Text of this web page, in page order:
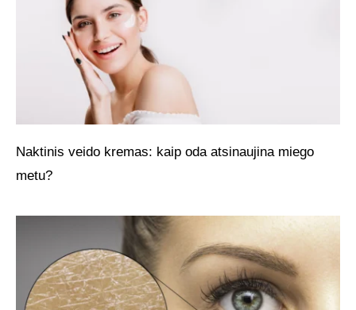
Naktinis veido kremas: kaip oda atsinaujina miego
metu?